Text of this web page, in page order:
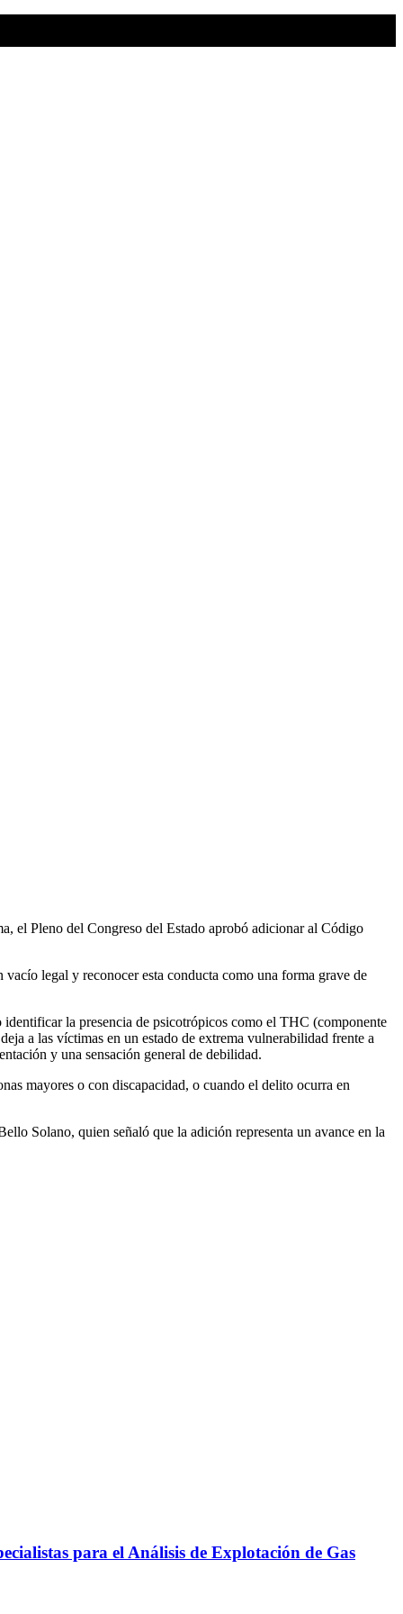
el Pleno del Congreso del Estado aprobó adicionar al Código
legal y reconocer esta conducta como una forma grave de
identificar la presencia de psicotrópicos como el THC (componente
a las víctimas en un estado de extrema vulnerabilidad frente a
y una sensación general de debilidad.
mayores o con discapacidad, o cuando el delito ocurra en
Solano, quien señaló que la adición representa un avance en la
para el Análisis de Explotación de Gas